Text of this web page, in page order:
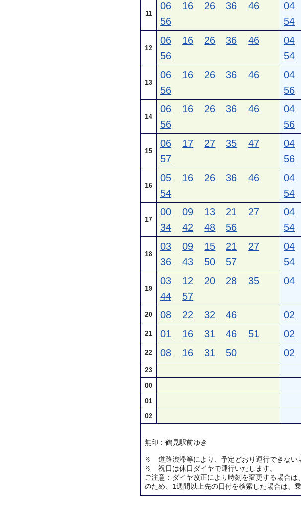
11
06 16 26 36
46
56
04
54
12
06 16 26 36
46
56
04
54
13
06 16 26 36
46
56
04
56
14
06 16 26 36
46
56
04
56
15
06 17 27 35
47
57
04
56
16
05 16 26 36
46
54
04
54
17
00 09 13 21
27
34
42 48 56
04
54
18
03 09 15 21
27
36
43 50 57
04
54
19
03 12 20 28
35
44
57
04
20 08 22 32 46 02
21 01 16 31 46 51 02
22 08 16 31 50 02
23
00
01
02
無印：鶴見駅前ゆき
※ 道路渋滞等により、予定どおり運行できない
※ 祝日は休日ダイヤで運行いたします。
ご注意：ダイヤ改正により時刻を変更する場合
のため、1週間以上先の日付を検索した場合は、